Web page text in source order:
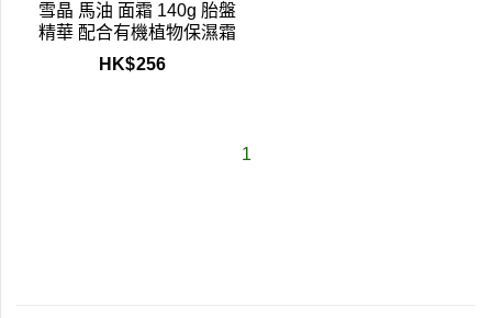
雪晶 馬油 面霜 140g 胎盤
精華 配合有機植物保濕霜
HK$256
1